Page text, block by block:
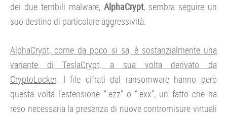
dei due terribili malware, AlphaCrypt, sembra seguire un
suo destino di particolare aggressività.
AlphaCrypt, come da poco si sa, è sostanzialmente una
variante di TeslaCrypt, a sua volta derivato da
CryptoLocker. I file cifrati dal ransomware hanno però
questa volta l’estensione “.ezz” o “.exx”, un fatto che ha
reso necessaria la presenza di nuove contromisure virtuali